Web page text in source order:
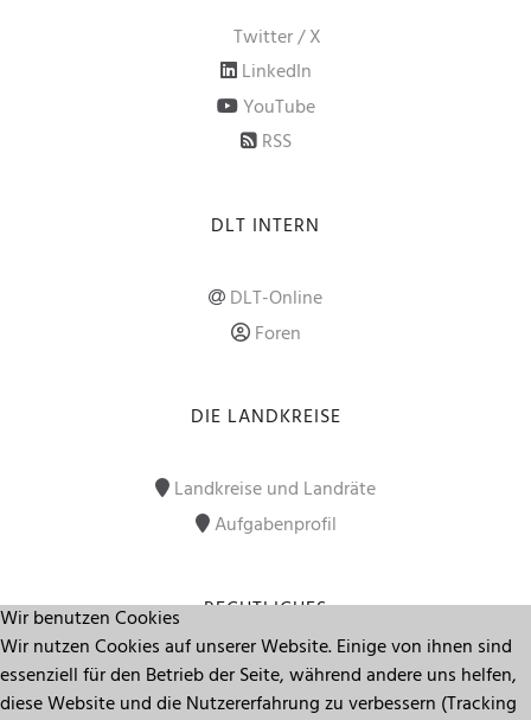
Twitter / X
LinkedIn
YouTube
RSS
DLT INTERN
DLT-Online
Foren
DIE LANDKREISE
Landkreise und Landräte
Aufgabenprofil
RECHTLICHES
Impressum
Wir benutzen Cookies
Wir nutzen Cookies auf unserer Website. Einige von ihnen sind
essenziell für den Betrieb der Seite, während andere uns helfen,
diese Website und die Nutzererfahrung zu verbessern (Tracking